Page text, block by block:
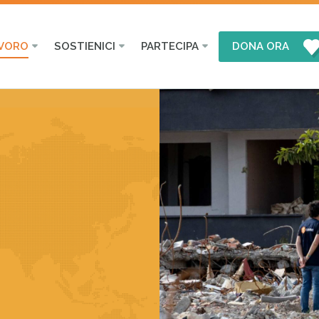
SOSTIENICI PARTECIPA DONA ORA